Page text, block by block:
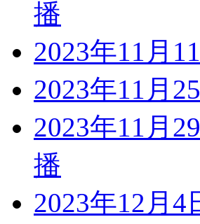
播
2023年11月
2023年11月
2023年11月
播
2023年12月